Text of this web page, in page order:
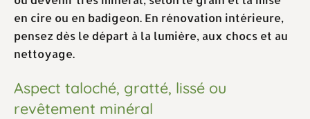
en cire ou en badigeon. En rénovation intérieure,
pensez dès le départ à la lumière, aux chocs et au
nettoyage.
Aspect taloché, gratté, lissé ou
revêtement minéral